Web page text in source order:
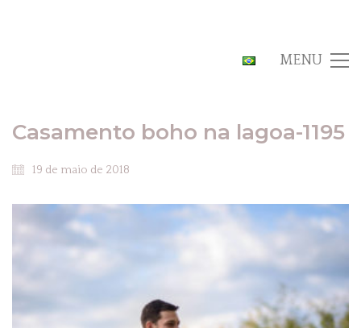
MENU
Casamento boho na lagoa-1195
19 de maio de 2018